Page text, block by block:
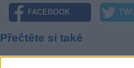
FACEBOOK
Přečtěte si také